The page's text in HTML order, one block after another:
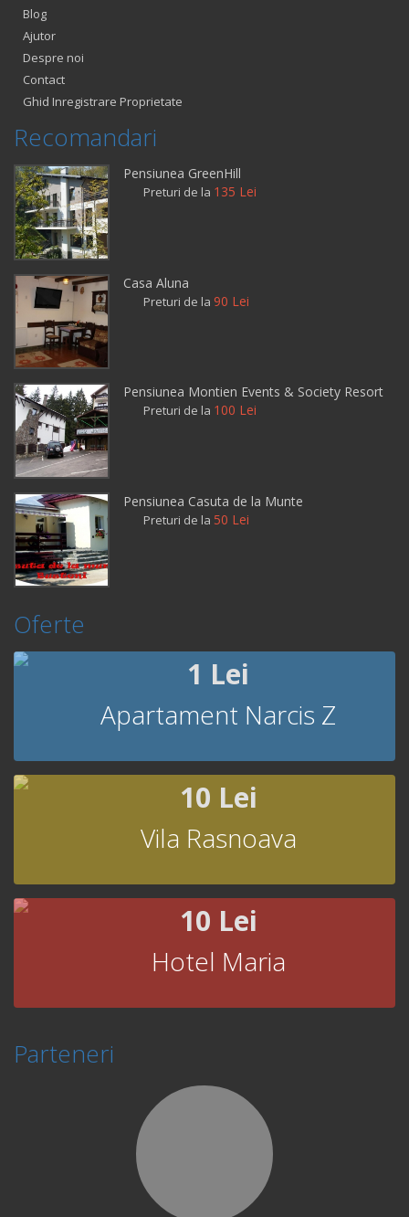
Blog
Ajutor
Despre noi
Contact
Ghid Inregistrare Proprietate
Recomandari
Pensiunea GreenHill
Preturi de la 135 Lei
Casa Aluna
Preturi de la 90 Lei
Pensiunea Montien Events & Society Resort
Preturi de la 100 Lei
Pensiunea Casuta de la Munte
Preturi de la 50 Lei
Oferte
1 Lei
Apartament Narcis Z
10 Lei
Vila Rasnoava
10 Lei
Hotel Maria
Parteneri